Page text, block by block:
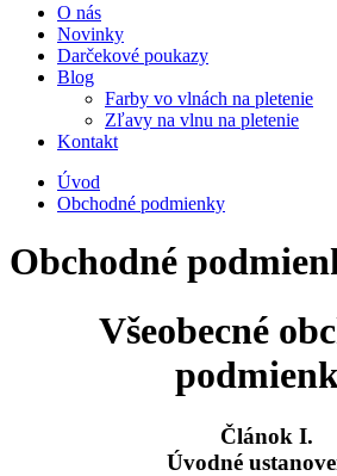
O nás
Novinky
Darčekové poukazy
Blog
Farby vo vlnách na pletenie
Zľavy na vlnu na pletenie
Kontakt
Úvod
Obchodné podmienky
Obchodné
Všeobecné
Článok I.
Úvodné